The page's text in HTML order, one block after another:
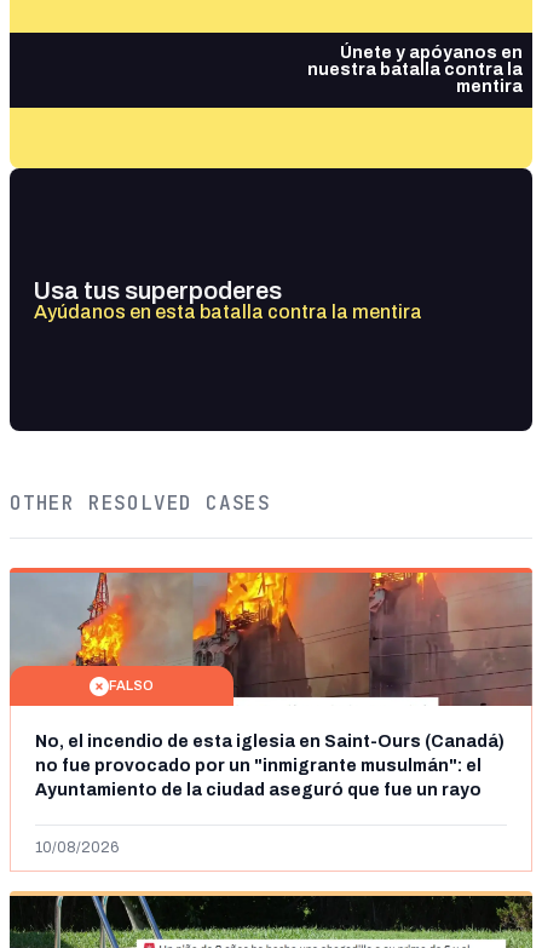
Únete y apóyanos en
nuestra batalla contra la
mentira
Usa tus superpoderes
Ayúdanos en esta batalla contra la mentira
OTHER RESOLVED CASES
FALSO
No, el incendio de esta iglesia en Saint-Ours (Canadá)
no fue provocado por un "inmigrante musulmán": el
Ayuntamiento de la ciudad aseguró que fue un rayo
10/08/2026